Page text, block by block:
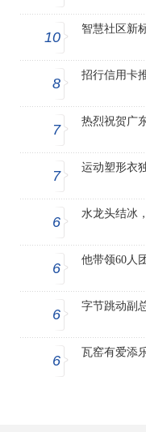
10
智慧社区新
8
招行信用卡
7
热烈祝贺广
7
运动塑形衣
6
水龙头结冰
6
他带领60人
6
字节跳动副
6
瓦窑有爱添